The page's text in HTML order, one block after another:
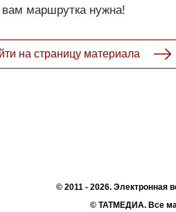
вам маршрутка нужна!
на страницу материала
© 2011 - 2026. Электронная
© ТАТМЕДИА. Все